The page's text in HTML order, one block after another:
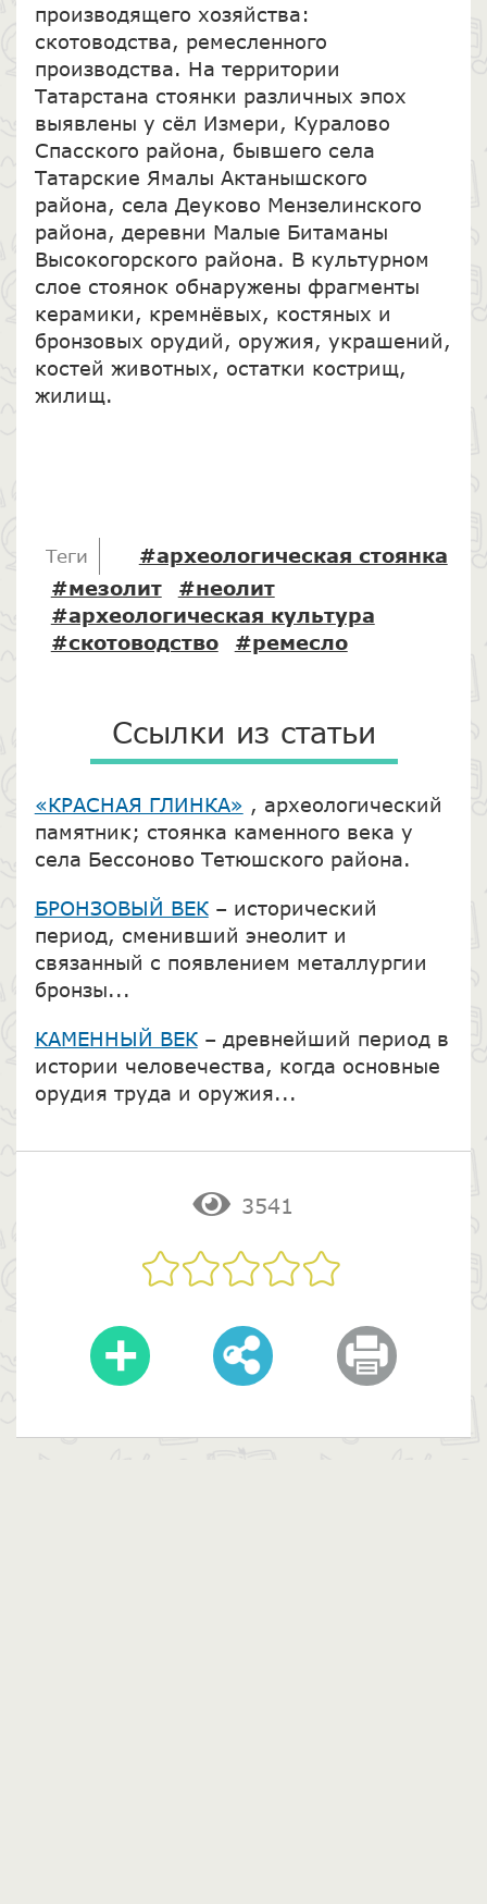
производящего хозяйства:
скотоводства, ремесленного
производства. На территории
Татарстана стоянки различных эпох
выявлены у сёл Измери, Куралово
Спасского района, бывшего села
Татарские Ямалы Актанышского
района, села Деуково Мензелинского
района, деревни Малые Битаманы
Высокогорского района. В культурном
слое стоянок обнаружены фрагменты
керамики, кремнёвых, костяных и
бронзовых орудий, оружия, украшений,
костей животных, остатки кострищ,
жилищ.
Теги
#археологическая стоянка
#мезолит
#неолит
#археологическая культура
#скотоводство
#ремесло
Ссылки из статьи
«КРАСНАЯ ГЛИНКА» , археологический
памятник; стоянка каменного века у
села Бессоново Тетюшского района.
БРОНЗОВЫЙ ВЕК – исторический
период, сменивший энеолит и
связанный с появлением металлургии
бронзы...
КАМЕННЫЙ ВЕК – древнейший период в
истории человечества, когда основные
орудия труда и оружия...
3541